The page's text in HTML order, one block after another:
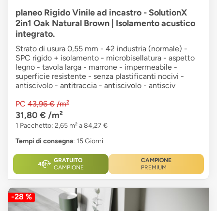
planeo Rigido Vinile ad incastro - SolutionX
2in1 Oak Natural Brown | Isolamento acustico
integrato.
Strato di usura 0,55 mm - 42 industria (normale) -
SPC rigido + isolamento - microbisellatura - aspetto
legno - tavola larga - marrone - impermeabile -
superficie resistente - senza plastificanti nocivi -
antiscivolo - antitraccia - antiscivolo - antisciv
PC 43,96 € /m²
31,80 € /m²
1 Pacchetto: 2,65 m² a 84,27 €
Tempi di consegna: 15 Giorni
GRATUITO
CAMPIONE
CAMPIONE
PREMIUM
-28 %